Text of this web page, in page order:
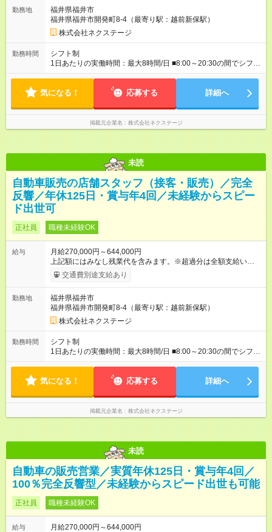
ーバル型（全国転勤あり） 月収32万円～64万4，000円 ※グロ
ーバル手当4万1，000円／月を含みます。 ■中域型（エリア内勤
務：県を跨ぐ転勤あり・転居は応相談） 月収29万円～60万7，
000円 ■地域限定型（転居を伴う転勤なし：通勤可能な範囲の
み） 月収270万～58万3，000円 【 昇給・賞与 】 ■昇給：年1
回 ■賞与：通常賞与/年4回＋チーム賞与/年2回（☆あなたの活躍
期間の長さ：3ヶ月 雇用形態、給与は本採用時と同じです。
勤務地
福井県福井市
福井県福井市開発町8-4（最寄り駅：越前新保駅）
株式会社ネクステージ
勤務時間
シフト制
1日あたりの実働時間：最大8時間/日 ■8:00～20:30の間でシフト
制（実働8h／休憩60分） ※9:30～18:30（メイン時間帯）を軸
業が少なめなので、仕事終わりの趣味や家族と過ごす時間もた
気になる！ 応募する 詳細へ
掲載元企業名 株式会社ネクステージ
未読
自動車販売の店舗スタッフ（接客・販売）／完全
反響／年休125日・賞与年4回／未経験からスピー
ド出世可
正社員 職種未経験OK
給与
月給270,000円～644,000円
上記額にはみなし残業代を含みます。※超過分は全額支給いたし
ます。 みなし残業代 59,000円／月 みなし残業時間 29時間／月
※スキル・能力等を考慮の上決定します。 ＼★ご希望の働き方
ーバル型（全国転勤あり） 月収32万円～64万4，000円 ※グロ
ーバル手当4万1，000円／月を含みます。 ■中域型（エリア内勤
務：県を跨ぐ転勤あり・転居は応相談） 月収29万円～60万7，
000円 ■地域限定型（転居を伴う転勤なし：通勤可能な範囲の
み） 月収270万～58万3，000円 【 昇給・賞与 】 ■昇給：年1
回 ■賞与：通常賞与/年4回＋チーム賞与/年2回（☆あなたの活躍
期間の長さ：3ヶ月 雇用形態、給与は本採用時と同じです。
交通費別途支給あり
勤務地
福井県福井市
福井県福井市開発町8-4（最寄り駅：越前新保駅）
株式会社ネクステージ
勤務時間
シフト制
1日あたりの実働時間：最大8時間/日 ■8:00～20:30の間でシフト
制（実働8h／休憩60分） ※9:30～18:30（メイン時間帯）を軸
業が少なめなので、仕事終わりの趣味や家族と過ごす時間もた
気になる！ 応募する 詳細へ
掲載元企業名 株式会社ネクステージ
未読
自動車の販売営業／実質年休125日・賞与年4回／
100％完全反響型／未経験からスピード出世も可能
正社員 職種未経験OK
給与
月給270,000円～644,000円